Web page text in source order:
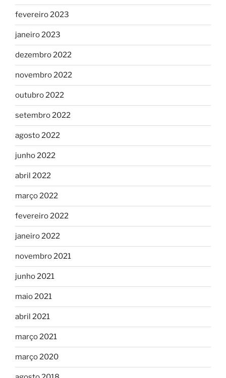
fevereiro 2023
janeiro 2023
dezembro 2022
novembro 2022
outubro 2022
setembro 2022
agosto 2022
junho 2022
abril 2022
março 2022
fevereiro 2022
janeiro 2022
novembro 2021
junho 2021
maio 2021
abril 2021
março 2021
março 2020